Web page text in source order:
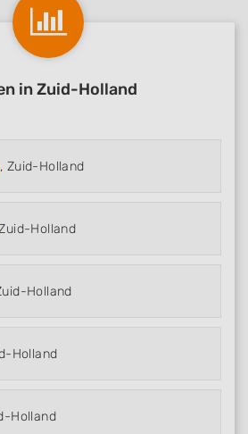
in Zuid-Holland
, Zuid-Holland
Holland
Holland
Holland
Holland